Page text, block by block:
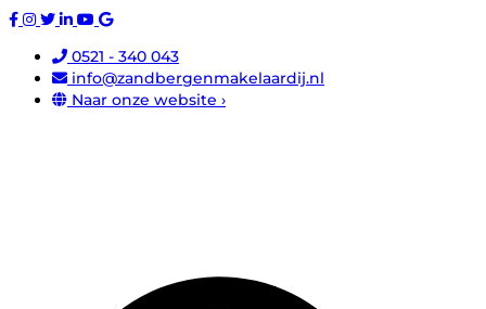
0521 - 340 043
info@zandbergenmakelaardij.nl
Naar onze website ›